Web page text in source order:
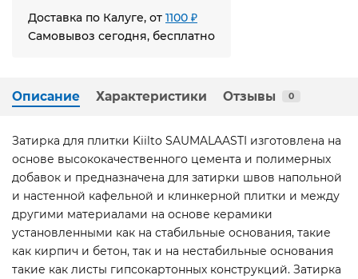
Доставка по Калуге, от 1100 ₽
Самовывоз сегодня, бесплатно
Описание Характеристики Отзывы 0
Затирка для плитки Kiilto SAUMALAASTI изготовлена на
основе высококачественного цемента и полимерных
добавок и предназначена для затирки швов напольной
и настенной кафельной и клинкерной плитки и между
другими материалами на основе керамики
установленными как на стабильные основания, такие
как кирпич и бетон, так и на нестабильные основания
такие как листы гипсокартонных конструкций. Затирка